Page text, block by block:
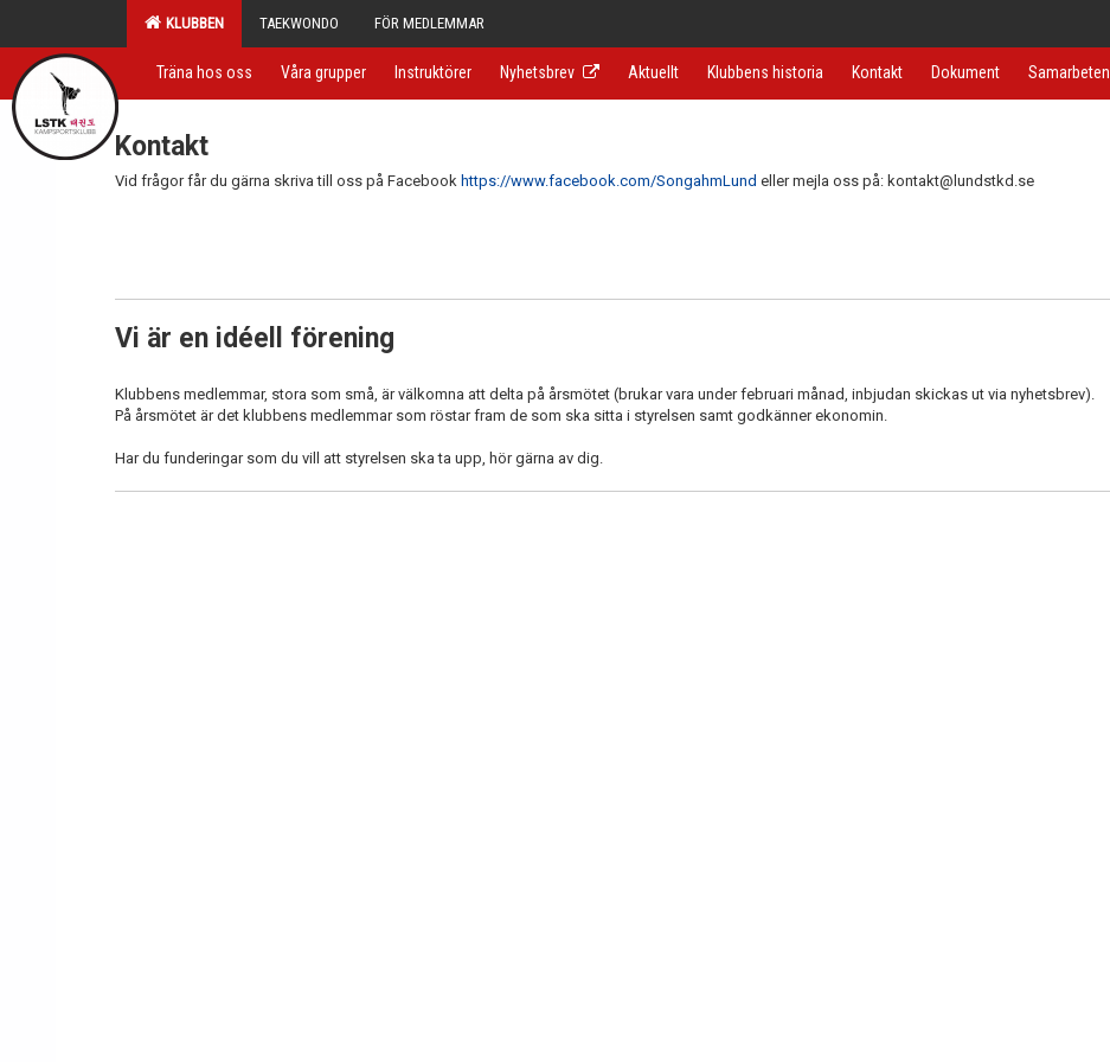
KLUBBEN TAEKWONDO FÖR MEDLEMMAR
Träna hos oss Våra grupper Instruktörer Nyhetsbrev Aktuellt Klubbens historia Kontakt Dokument Samarbeten
Kontakt
Vid frågor får du gärna skriva till oss på Facebook https://www.facebook.com/SongahmLund eller mejla oss på: kontakt@lundstkd.se
Vi är en idéell förening
Klubbens medlemmar, stora som små, är välkomna att delta på årsmötet (brukar vara under februari månad, inbjudan skickas ut via nyhetsbrev).
På årsmötet är det klubbens medlemmar som röstar fram de som ska sitta i styrelsen samt godkänner ekonomin.
Har du funderingar som du vill att styrelsen ska ta upp, hör gärna av dig.